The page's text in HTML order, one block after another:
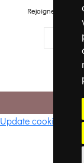
Rejoignez-notre
© 2026 -
Update cookies